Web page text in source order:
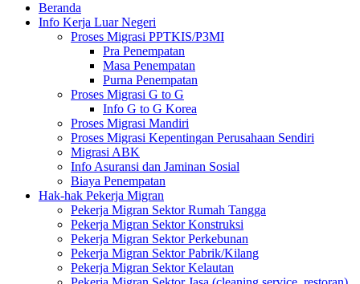
Beranda
Info Kerja Luar Negeri
Proses Migrasi PPTKIS/P3MI
Pra Penempatan
Masa Penempatan
Purna Penempatan
Proses Migrasi G to G
Info G to G Korea
Proses Migrasi Mandiri
Proses Migrasi Kepentingan Perusahaan Sendiri
Migrasi ABK
Info Asuransi dan Jaminan Sosial
Biaya Penempatan
Hak-hak Pekerja Migran
Pekerja Migran Sektor Rumah Tangga
Pekerja Migran Sektor Konstruksi
Pekerja Migran Sektor Perkebunan
Pekerja Migran Sektor Pabrik/Kilang
Pekerja Migran Sektor Kelautan